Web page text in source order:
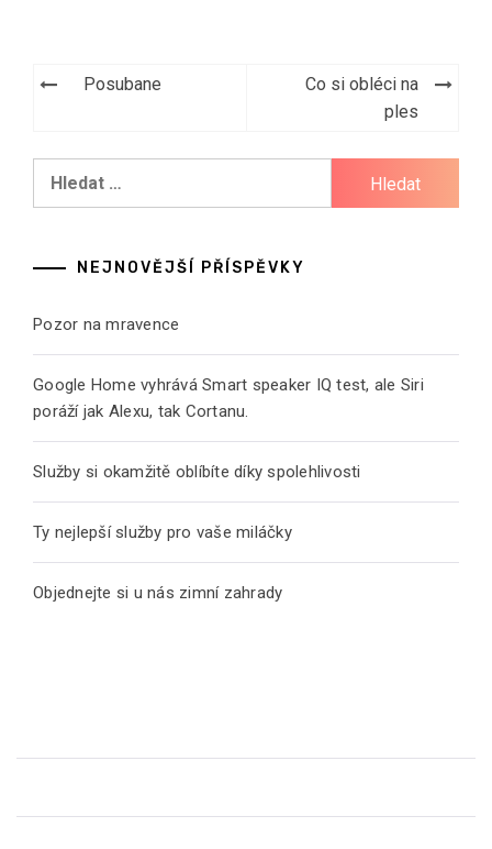
Navigace
příspěvek
Posubane
Co si obléci na
ples
NEJNOVĚJŠÍ PŘÍSPĚVKY
Pozor na mravence
Google Home vyhrává Smart speaker IQ test, ale Siri
poráží jak Alexu, tak Cortanu.
Služby si okamžitě oblíbíte díky spolehlivosti
Ty nejlepší služby pro vaše miláčky
Objednejte si u nás zimní zahrady